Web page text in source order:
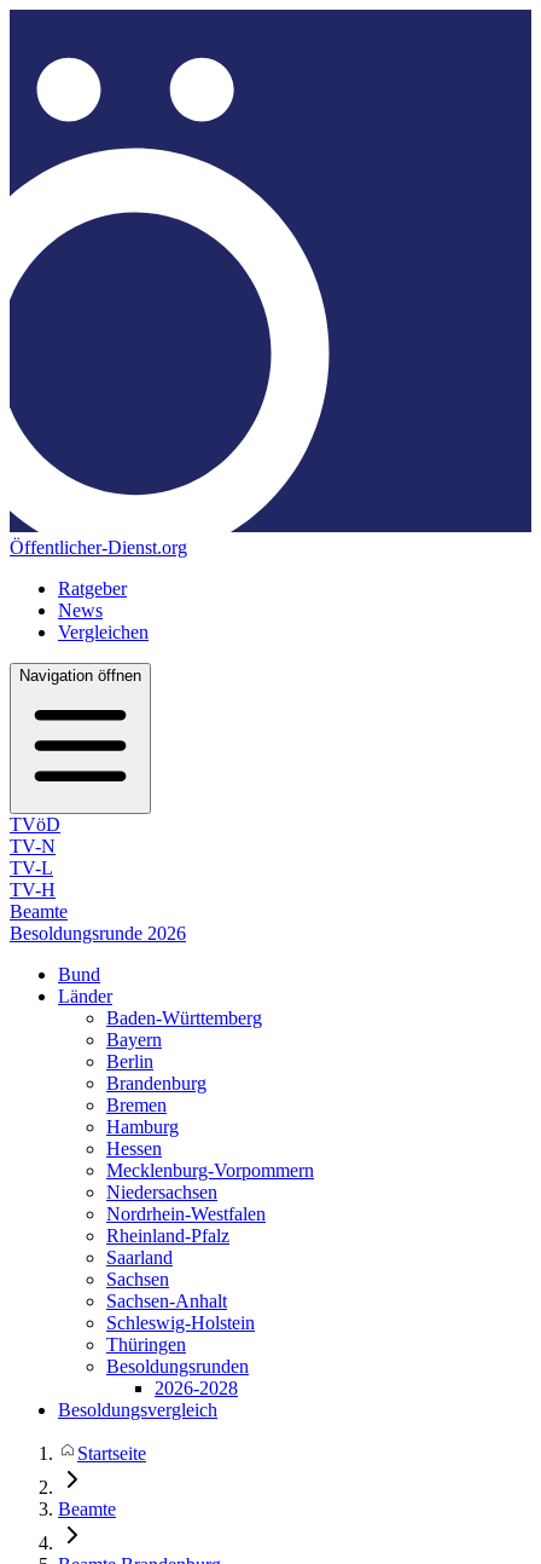
Öffentlicher-Dienst.org
Ratgeber
News
Vergleichen
Navigation öffnen
TVöD
TV-N
TV-L
TV-H
Beamte
Besoldungsrunde 2026
Bund
Länder
Baden-Württemberg
Bayern
Berlin
Brandenburg
Bremen
Hamburg
Hessen
Mecklenburg-Vorpommern
Niedersachsen
Nordrhein-Westfalen
Rheinland-Pfalz
Saarland
Sachsen
Sachsen-Anhalt
Schleswig-Holstein
Thüringen
Besoldungsrunden
2026-2028
Besoldungsvergleich
Startseite
Beamte